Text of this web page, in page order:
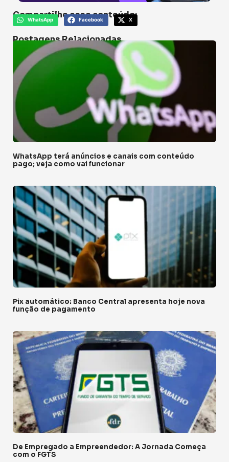
Compartilhe esse conteúdo:
WhatsApp Facebook X
Postagens Relacionadas
WhatsApp terá anúncios e canais com conteúdo
pago; veja como vai funcionar
Pix automático: Banco Central apresenta hoje nova
função de pagamento
De Empregado a Empreendedor: A Jornada Começa
com o FGTS